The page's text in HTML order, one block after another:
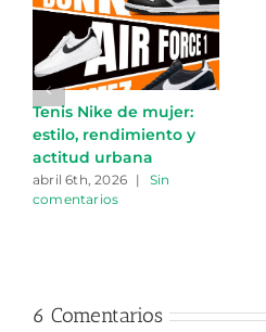
Tenis Nike de mujer:
estilo, rendimiento y
actitud urbana
abril 6th, 2026 |
Sin
comentarios
6 Comentarios